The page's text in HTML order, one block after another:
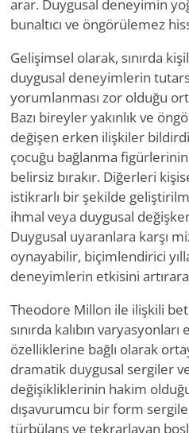
arar. Duygusal deneyimin
bunaltıcı ve öngörülemez
Gelişimsel olarak, sınırda
duygusal deneyimlerin
yorumlanması zor olduğu
Bazı bireyler yakınlık ve
değişen erken ilişkiler
çocuğu bağlanma
belirsiz bırakır. Diğerleri
istikrarlı bir şekilde
ihmal veya duygusal
Duygusal uyaranlara karşı
oynayabilir, biçimlendirici
deneyimlerin etkisini
Theodore Millon ile ilişkili
sınırda kalıbın
özelliklerine bağlı olarak
dramatik duygusal sergiler ve
değişikliklerinin hakim
dışavurumcu bir form
türbülans ve tekrarlayan